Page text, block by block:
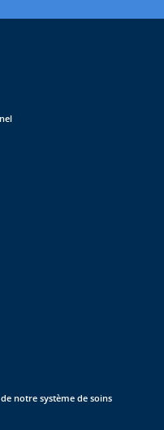
notre système de soins